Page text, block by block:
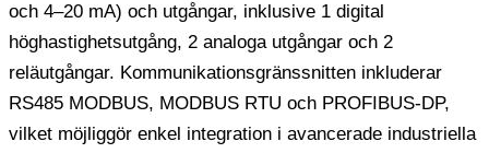
och 4–20 mA) och utgångar, inklusive 1 digital
höghastighetsutgång, 2 analoga utgångar och 2
reläutgångar. Kommunikationsgränssnitten inkluderar
RS485 MODBUS, MODBUS RTU och PROFIBUS-DP,
vilket möjliggör enkel integration i avancerade industriella